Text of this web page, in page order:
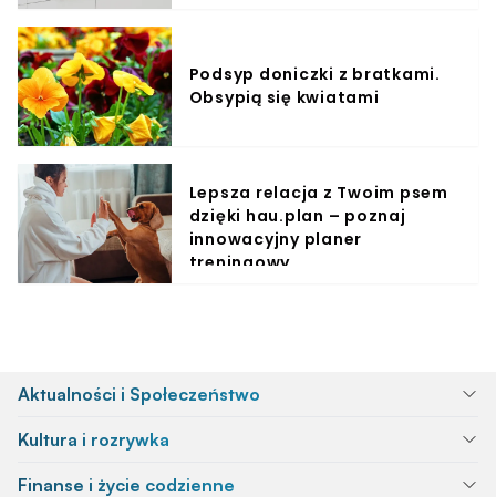
Podsyp doniczki z bratkami.
Obsypią się kwiatami
Lepsza relacja z Twoim psem
dzięki hau.plan – poznaj
innowacyjny planer
treningowy
Aktualności i Społeczeństwo
Kultura i rozrywka
Finanse i życie codzienne